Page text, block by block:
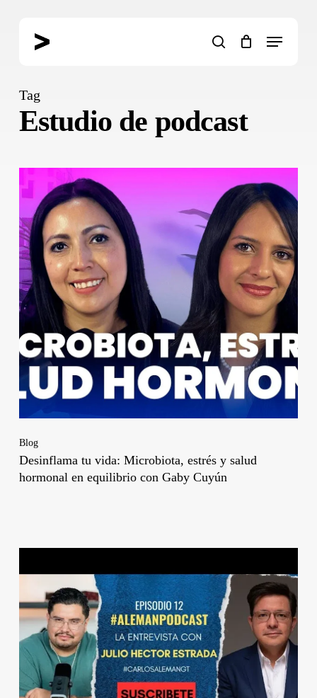
search
Menu
Tag
Estudio de podcast
Blog
Desinflama tu vida: Microbiota, estrés y salud
hormonal en equilibrio con Gaby Cuyún